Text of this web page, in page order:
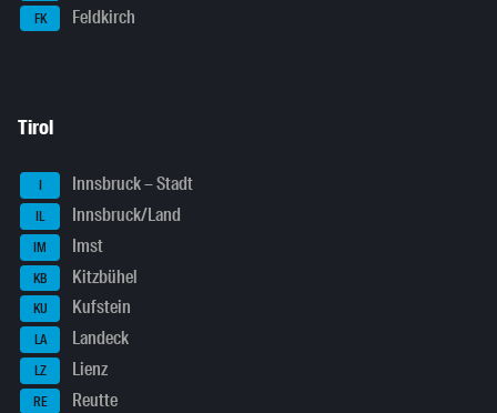
FK Feldkirch
Tirol
I Innsbruck – Stadt
IL Innsbruck/Land
IM Imst
KB Kitzbühel
KU Kufstein
LA Landeck
LZ Lienz
RE Reutte